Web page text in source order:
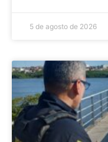
5 de agosto de 2026